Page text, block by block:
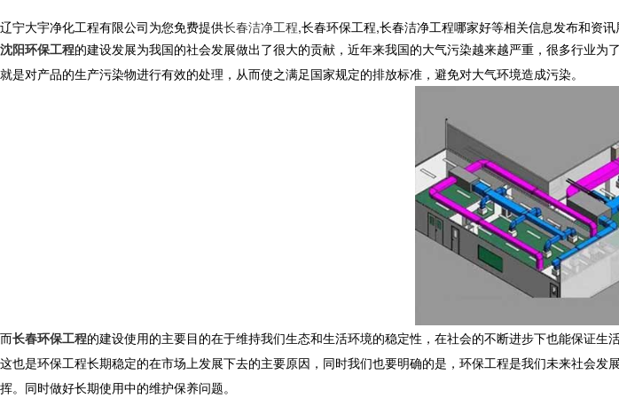
辽宁大宇净化工程有限公司为您免费提供长春洁净工程,长春环保工程,长春洁净工程哪家好等相关信息发布和资讯
沈阳环保工程的建设发展为我国的社会发展做出了很大的贡献，近年来我国的大气污染越来越严重，很多行业为
就是对产品的生产污染物进行有效的处理，从而使之满足国家规定的排放标准，避免对大气环境造成污染。
而长春环保工程的建设使用的主要目的在于维持我们生态和生活环境的稳定性，在社会的不断进步下也能保证生
这也是环保工程长期稳定的在市场上发展下去的主要原因，同时我们也要明确的是，环保工程是我们未来社会
挥。同时做好长期使用中的维护保养问题。